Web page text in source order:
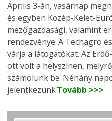
Április 3-án, vasárnap
és egyben Közép-Kelet-
mezőgazdasági, valamint
rendezvénye. A Techagro
várja a látogatókat. Az
ott volt a helyszínen,
számolunk be. Néhány
jelentkezünk!Tovább >>>